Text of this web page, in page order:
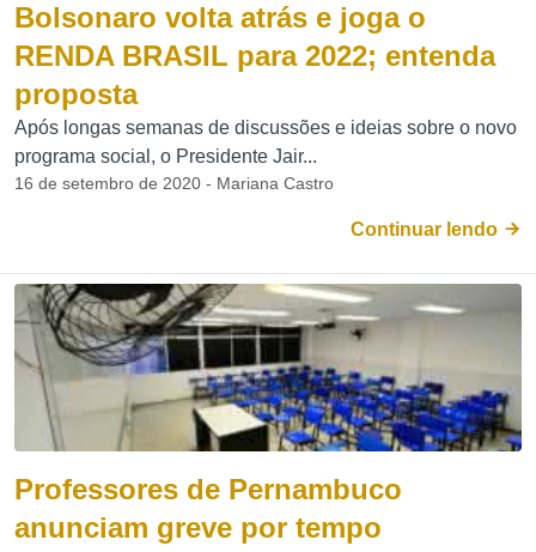
Bolsonaro volta atrás e joga o
RENDA BRASIL para 2022; entenda
proposta
Após longas semanas de discussões e ideias sobre o novo
programa social, o Presidente Jair...
16 de setembro de 2020 - Mariana Castro
Continuar lendo
Professores de Pernambuco
anunciam greve por tempo